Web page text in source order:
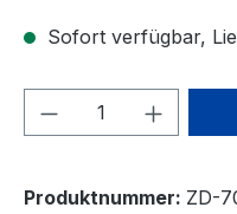
Sofort verfügbar,
Produkt
Produktnummer: ZD-